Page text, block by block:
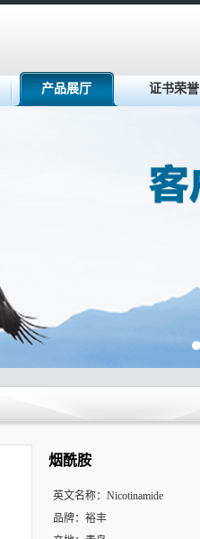
产品展厅 证书荣誉
烟酰胺
英文名称： Nicotinamide
品牌： 裕丰